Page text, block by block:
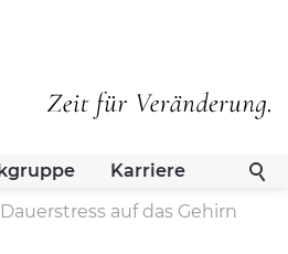
Karriere
auf das Gehirn